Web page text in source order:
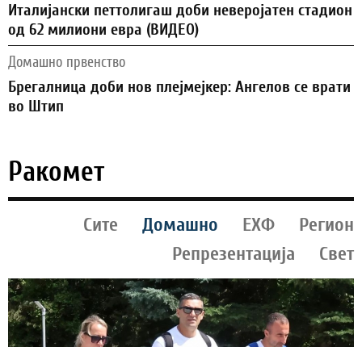
Италијански петтолигаш доби неверојатен стадион
од 62 милиони евра (ВИДЕО)
Домашно првенство
Брегалница доби нов плејмејкер: Ангелов се врати
во Штип
Ракомет
Сите Домашно ЕХФ
Регион
Репрезентација
Свет